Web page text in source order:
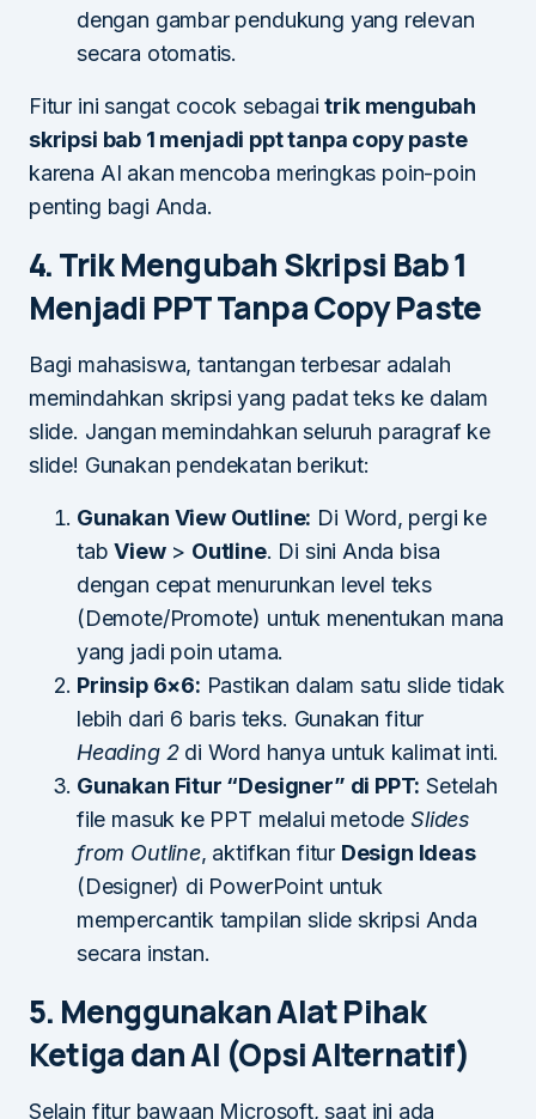
dengan gambar pendukung yang relevan
secara otomatis.
Fitur ini sangat cocok sebagaitrik mengubah
skripsi bab 1 menjadi ppt tanpa copy paste
karena AI akan mencoba meringkas poin-poin
penting bagi Anda.
4. Trik Mengubah Skripsi Bab 1
Menjadi PPT Tanpa Copy Paste
Bagi mahasiswa, tantangan terbesar adalah
memindahkan skripsi yang padat teks ke dalam
slide. Jangan memindahkan seluruh paragraf ke
slide! Gunakan pendekatan berikut:
Gunakan View Outline: Di Word, pergi ke
tabView> Outline. Di sini Anda bisa
dengan cepat menurunkan level teks
(Demote/Promote) untuk menentukan mana
yang jadi poin utama.
Prinsip 6×6: Pastikan dalam satu slide tidak
lebih dari 6 baris teks. Gunakan fitur
Heading 2di Word hanya untuk kalimat inti.
Gunakan Fitur “Designer” di PPT: Setelah
file masuk ke PPT melalui metodeSlides
from Outline, aktifkan fitur Design Ideas
(Designer) di PowerPoint untuk
mempercantik tampilan slide skripsi Anda
secara instan.
5. Menggunakan Alat Pihak
Ketiga dan AI (Opsi Alternatif)
Selain fitur bawaan Microsoft, saat ini ada